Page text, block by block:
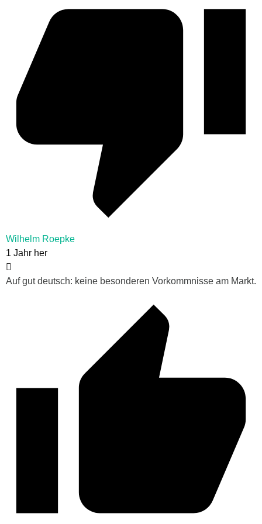
Wilhelm Roepke
1 Jahr her
Auf gut deutsch: keine besonderen Vorkommnisse am Markt.